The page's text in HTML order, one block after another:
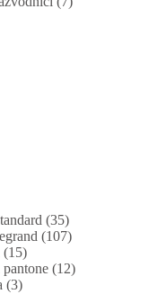
(35)
(107)
(15)
(12)
(3)